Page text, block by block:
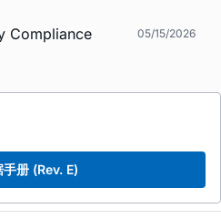
Compliance
05/15/2026
手册 (Rev. E)